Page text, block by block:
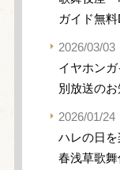
ガイド無
2026/03/03
イヤホン
別放送の
2026/01/24
ハレの日
春浅草歌舞